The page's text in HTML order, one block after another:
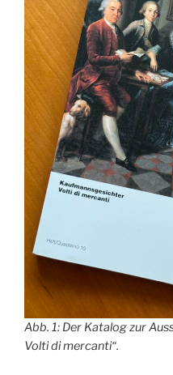
Abb. 1: Der Katalog zur
Volti di mercanti“.